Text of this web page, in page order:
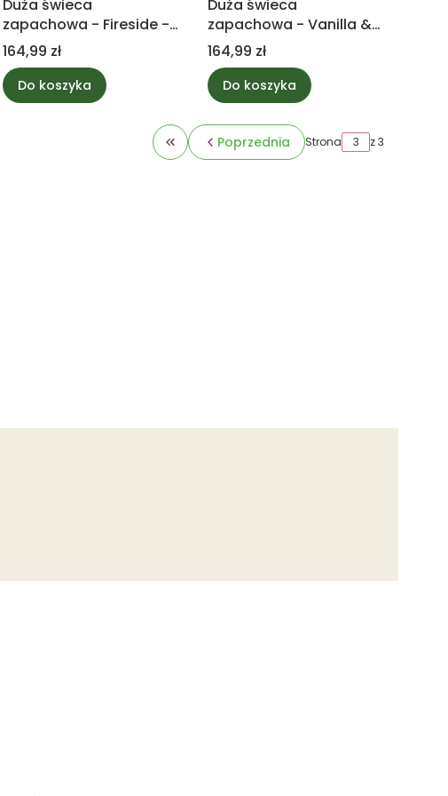
Duża świeca
zapachowa - Fireside -
WoodWick
Cena
164,99 zł
Do koszyka
Duża świeca
zapachowa - Vanilla &
sea salt - WoodWick
Cena
164,99 zł
Do koszyka
Wróć do pierwszej strony z produktami
Poprzednia Strona z 3